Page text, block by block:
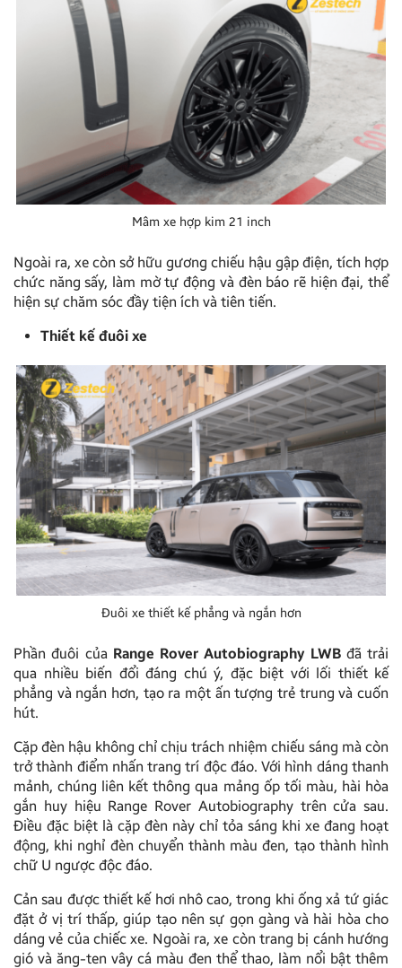
Mâm xe hợp kim 21 inch
Ngoài ra, xe còn sở hữu gương chiếu hậu gập điện, tích hợp
chức năng sấy, làm mờ tự động và đèn báo rẽ hiện đại, thể
hiện sự chăm sóc đầy tiện ích và tiên tiến.
Thiết kế đuôi xe
Đuôi xe thiết kế phẳng và ngắn hơn
Phần đuôi của Range Rover Autobiography LWBđã trải
qua nhiều biến đổi đáng chú ý, đặc biệt với lối thiết kế
phẳng và ngắn hơn, tạo ra một ấn tượng trẻ trung và cuốn
hút.
Cặp đèn hậu không chỉ chịu trách nhiệm chiếu sáng mà còn
trở thành điểm nhấn trang trí độc đáo. Với hình dáng thanh
mảnh, chúng liên kết thông qua mảng ốp tối màu, hài hòa
gắn huy hiệu Range Rover Autobiography trên cửa sau.
Điều đặc biệt là cặp đèn này chỉ tỏa sáng khi xe đang hoạt
động, khi nghỉ đèn chuyển thành màu đen, tạo thành hình
chữ U ngược độc đáo.
Cản sau được thiết kế hơi nhô cao, trong khi ống xả tứ giác
đặt ở vị trí thấp, giúp tạo nên sự gọn gàng và hài hòa cho
dáng vẻ của chiếc xe. Ngoài ra, xe còn trang bị cánh hướng
gió và ăng-ten vây cá màu đen thể thao, làm nổi bật thêm